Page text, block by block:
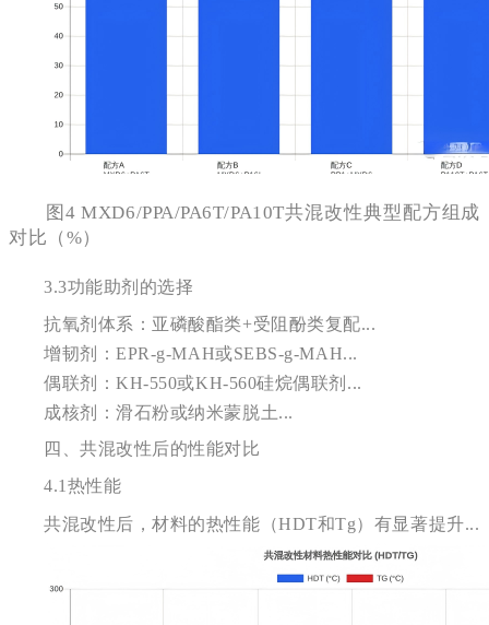
图4 MXD6/PPA/PA6T/PA10T共混改性典型配方组成
对比（%）
3.3功能助剂的选择
抗氧剂体系：亚磷酸酯类+受阻酚类复配...
增韧剂：EPR-g-MAH或SEBS-g-MAH...
偶联剂：KH-550或KH-560硅烷偶联剂...
成核剂：滑石粉或纳米蒙脱土...
四、共混改性后的性能对比
4.1 热性能
共混改性后，材料的热性能（HDT和Tg）有显著提升...